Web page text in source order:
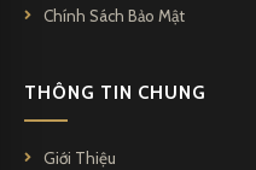
Chính Sách Bảo Mật
THÔNG TIN CHUNG
Giới Thiệu